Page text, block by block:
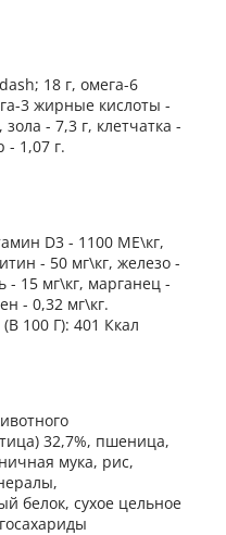
18 г, омега-6
3 жирные кислоты -
- 7,3 г, клетчатка -
- 1,07 г.
D3 - 1100 МЕ\кг,
- 50 мг\кг, железо -
- 15 мг\кг, марганец -
- 0,32 мг\кг.
100 Г): 401 Ккал
32,7%, пшеница,
мука, рис,
белок, сухое цельное